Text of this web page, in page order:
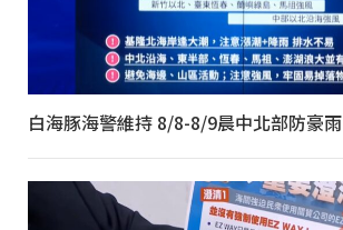
白海豚海警維持 8/8-8/9晨中北部防豪雨